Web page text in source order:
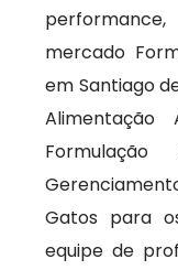
mercado
em Santiago
Alimentação
Gatos para
equipe de